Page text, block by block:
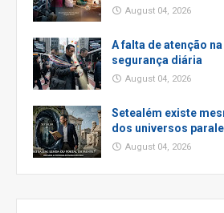
August 04, 2026
A falta de atenção
segurança diária
August 04, 2026
Setealém existe
dos universos
August 04, 2026